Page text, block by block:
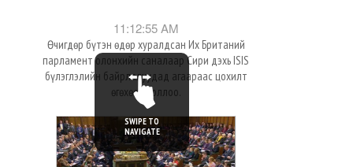
11:12:55 AM
Өчигдөр бүтэн өдөр хуралдсан Их Британий
парламент олонхийн саналаар Сири дэхь ISIS
бүлэглэлийн байрлалуудад агаараас цохилт
өгөхөөр боллоо.
SWIPE TO
NAVIGATE